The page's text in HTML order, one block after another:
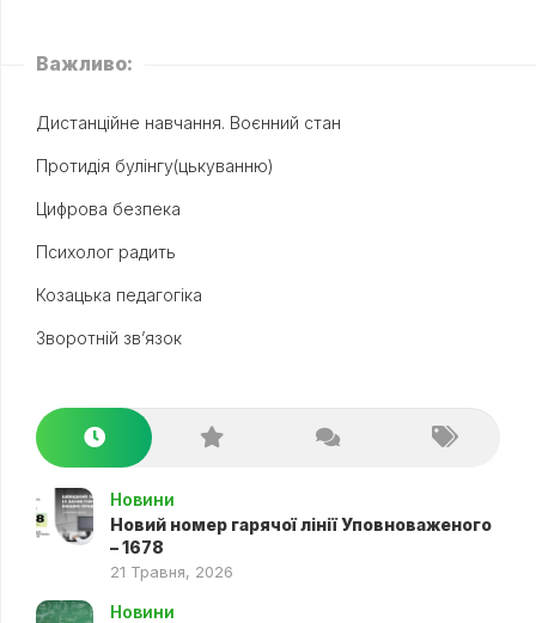
Важливо:
Дистанційне навчання. Воєнний стан
Протидія булінгу(цькуванню)
Цифрова безпека
Психолог радить
Козацька педагогіка
Зворотній зв’язок
Новини
Новий номер гарячої лінії Уповноваженого
– 1678
21 Травня, 2026
Новини